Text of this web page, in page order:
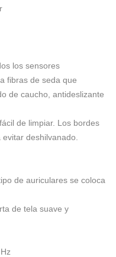
los sensores
fibras de seda que
de caucho, antideslizante
de limpiar. Los bordes
deshilvanado.
de auriculares se coloca
de tela suave y